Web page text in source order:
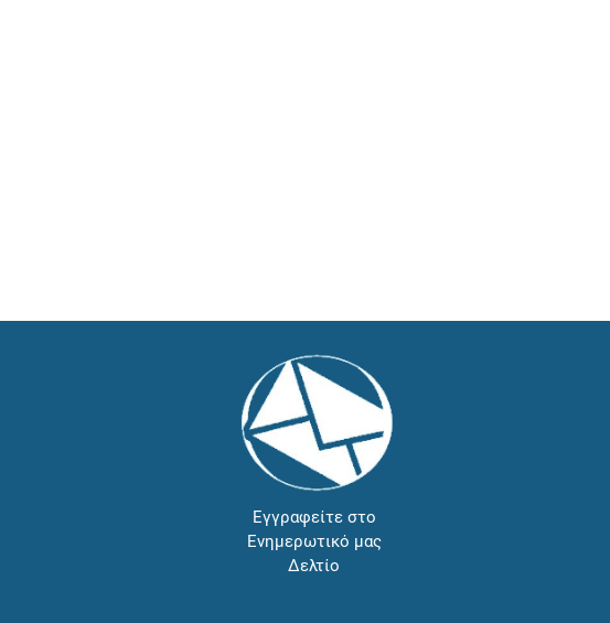
Εγγραφείτε στο
Ενημερωτικό μας
Δελτίο